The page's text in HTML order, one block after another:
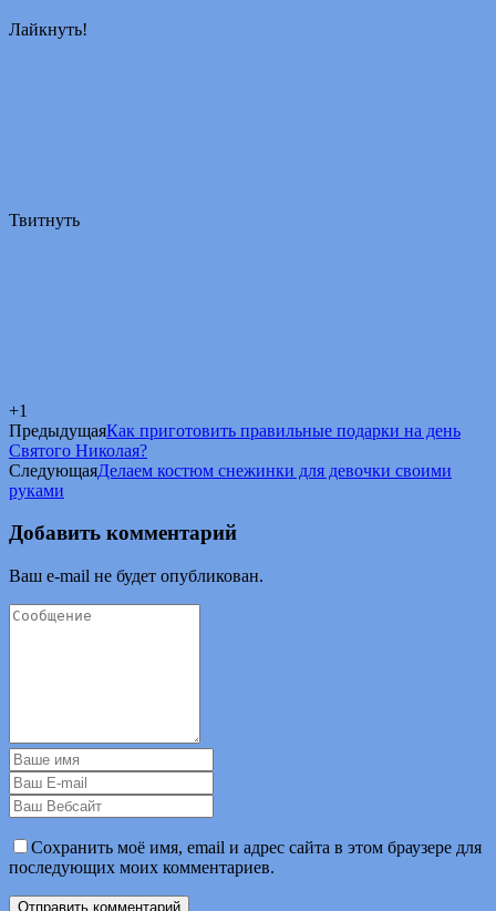
Лайкнуть!
Твитнуть
+1
ПредыдущаяКак приготовить правильные подарки на день
Святого Николая?
СледующаяДелаем костюм снежинки для девочки своими
руками
Добавить комментарий
Ваш e-mail не будет опубликован.
Сохранить моё имя, email и адрес сайта в этом браузере для
последующих моих комментариев.